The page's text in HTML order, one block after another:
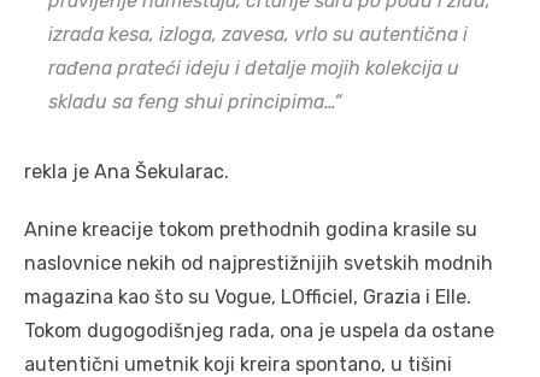
izrada kesa, izloga, zavesa, vrlo su autentična i
rađena prateći ideju i detalje mojih kolekcija u
skladu sa feng shui principima…“
rekla je Ana Šekularac.
Anine kreacije tokom prethodnih godina krasile su
naslovnice nekih od najprestižnijih svetskih modnih
magazina kao što su Vogue, LOfficiel, Grazia i Elle.
Tokom dugogodišnjeg rada, ona je uspela da ostane
autentični umetnik koji kreira spontano, u tišini